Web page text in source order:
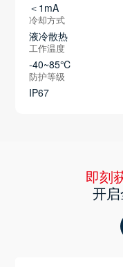
＜1mA
冷却方式
液冷散热
工作温度
-40~85℃
防护等级
IP67
即刻
开